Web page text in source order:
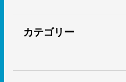
カテゴリー